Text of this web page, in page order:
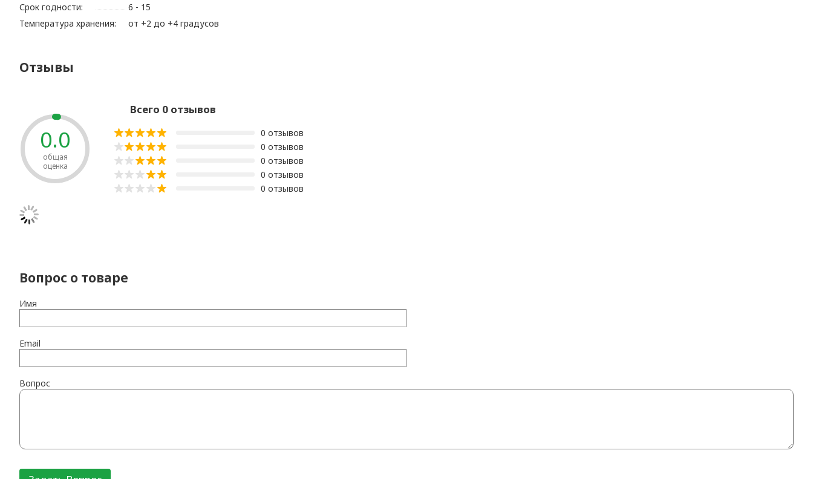
Срок годности:
6 - 15
Температура хранения:
от +2 до +4 градусов
Отзывы
0.0
общая
оценка
Всего 0 отзывов
0 отзывов
0 отзывов
0 отзывов
0 отзывов
0 отзывов
Вопрос о товаре
Имя
Email
Вопрос